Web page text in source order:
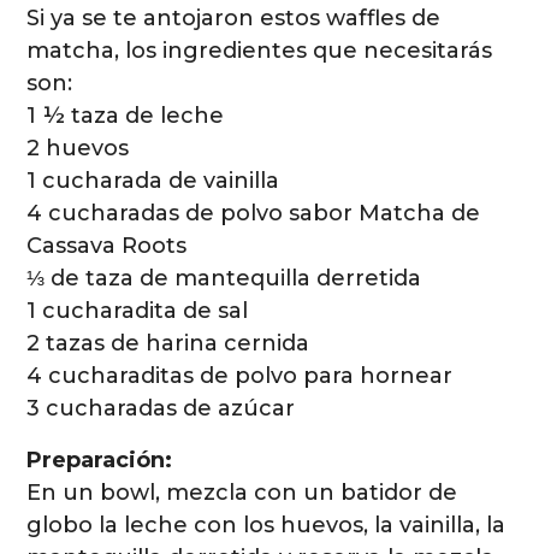
Si ya se te antojaron estos waffles de
matcha, los ingredientes que necesitarás
son:
1 ½ taza de leche
2 huevos
1 cucharada de vainilla
4 cucharadas de polvo sabor Matcha de
Cassava Roots
⅓ de taza de mantequilla derretida
1 cucharadita de sal
2 tazas de harina cernida
4 cucharaditas de polvo para hornear
3 cucharadas de azúcar
Preparación:
En un bowl, mezcla con un batidor de
globo la leche con los huevos, la vainilla, la